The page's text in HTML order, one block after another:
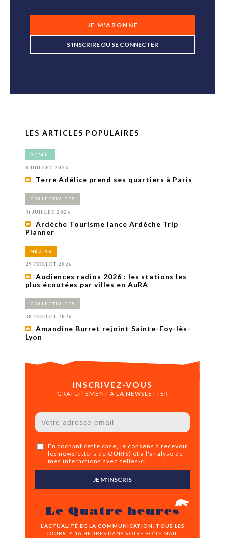
JE M'ABONNE
S'INSCRIRE OU SE CONNECTER
LES ARTICLES POPULAIRES
RETAIL
8 JUILLET 2026
Terre Adélice prend ses quartiers à Paris
COLLECTIVITÉS
31 JUILLET 2026
Ardèche Tourisme lance Ardèche Trip
Planner
MÉDIAS
29 JUILLET 2026
Audiences radios 2026 : les stations les
plus écoutées par villes en AuRA
COLLECTIVITÉS
30 JUILLET 2026
Amandine Burret rejoint Sainte-Foy-lès-
Lyon
INSCRIVEZ-VOUS
GRATUITEMENT À LA NEWSLETTER
En cochant cette case, je consens à recevoir
les newsletters de OUR(S) et à l'analyse de
mes interactions avec celles-ci.
JE M'INSCRIS
Le Quatre heures
L’ACTUALITÉ DE LA COMMUNICATION, TOUS LES
JOURS,
À 16 HEURES DANS VOTRE BOÎTE MAIL.